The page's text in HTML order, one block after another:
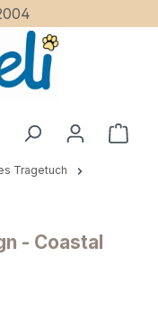
Tragetuch
- Coastal